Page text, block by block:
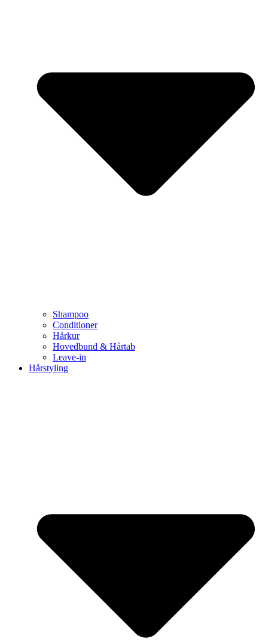
Shampoo
Conditioner
Hårkur
Hovedbund & Hårtab
Leave-in
Hårstyling